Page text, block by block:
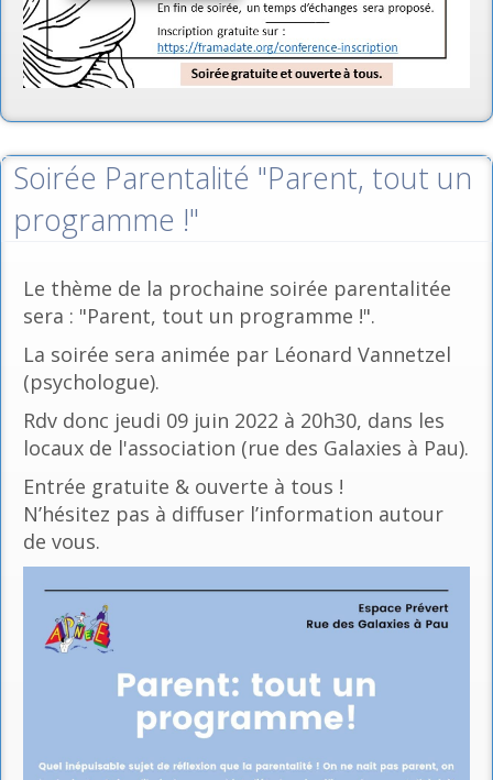
Soirée Parentalité "Parent, tout un
programme !"
Le thème de la prochaine soirée parentalitée
sera : "Parent, tout un programme !".
La soirée sera animée par Léonard Vannetzel
(psychologue).
Rdv donc jeudi 09 juin 2022 à 20h30, dans les
locaux de l'association (rue des Galaxies à Pau).
Entrée gratuite & ouverte à tous !
N’hésitez pas à diffuser l’information autour
de vous.